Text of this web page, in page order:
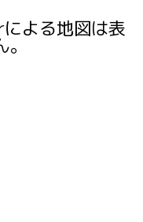
よる地図は表